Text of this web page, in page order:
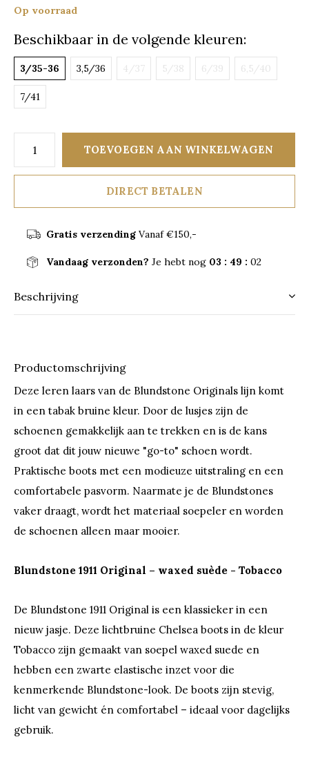
Op voorraad
Beschikbaar in de volgende kleuren:
3/35-36 3,5/36 4/37 5/38 6/39 6,5/40
7/41
TOEVOEGEN AAN WINKELWAGEN
DIRECT BETALEN
Gratis verzendingVanaf €150,-
Vandaag verzonden? Je hebt nog 03 : 49 : 02
Beschrijving
Productomschrijving
Deze leren laars van de Blundstone Originals lijn komt
in een tabak bruine kleur. Door de lusjes zijn de
schoenen gemakkelijk aan te trekken en is de kans
groot dat dit jouw nieuwe "go-to" schoen wordt.
Praktische boots met een modieuze uitstraling en een
comfortabele pasvorm. Naarmate je de Blundstones
vaker draagt, wordt het materiaal soepeler en worden
de schoenen alleen maar mooier.
Blundstone 1911 Original – waxed suède - Tobacco
De Blundstone 1911 Original is een klassieker in een
nieuw jasje. Deze lichtbruine Chelsea boots in de kleur
Tobacco zijn gemaakt van soepel waxed suede en
hebben een zwarte elastische inzet voor die
kenmerkende Blundstone-look. De boots zijn stevig,
licht van gewicht én comfortabel – ideaal voor dagelijks
gebruik.